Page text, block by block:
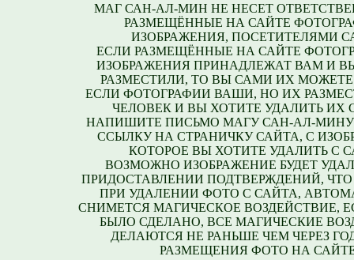
МАГ САН-АЛ-МИН НЕ НЕСЕТ
РАЗМЕЩЁННЫЕ НА САЙТЕ
ИЗОБРАЖЕНИЯ, ПОСЕТИТЕЛЯМИ
ЕСЛИ РАЗМЕЩЁННЫЕ НА САЙТЕ
ИЗОБРАЖЕНИЯ ПРИНАДЛЕЖАТ ВАМ И
РАЗМЕСТИЛИ, ТО ВЫ САМИ ИХ МОЖЕТЕ
ЕСЛИ ФОТОГРАФИИ ВАШИ, НО ИХ
ЧЕЛОВЕК И ВЫ ХОТИТЕ УДАЛИТЬ ИХ
НАПИШИТЕ ПИСЬМО МАГУ САН-АЛ-
ССЫЛКУ НА СТРАНИЧКУ САЙТА, С
КОТОРОЕ ВЫ ХОТИТЕ УДАЛИТЬ С
ВОЗМОЖНО ИЗОБРАЖЕНИЕ БУДЕТ
ПРИДОСТАВЛЕНИИ ПОДТВЕРЖДЕНИЙ,
ПРИ УДАЛЕНИИ ФОТО С САЙТА,
СНИМЕТСЯ МАГИЧЕСКОЕ ВОЗДЕЙСТВИЕ,
БЫЛО СДЕЛАНО, ВСЕ МАГИЧЕСКИЕ
ДЕЛАЮТСЯ НЕ РАНЬШЕ ЧЕМ ЧЕРЕЗ
РАЗМЕЩЕНИЯ ФОТО НА